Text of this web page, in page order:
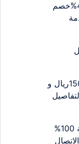
شركة تسليك مجاري بالرياض بـ40%خصم
خدمة
شركة رش دفان بالرياض بخصم 150ريال و
التفاصيل
شركة مكافحة حشرات بالمزاحمية 100%